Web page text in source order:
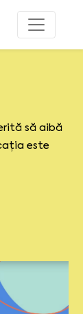
să aibă
este